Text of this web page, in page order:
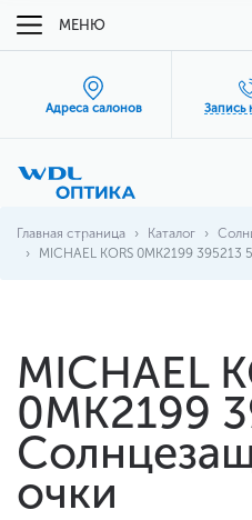
МЕНЮ
Адреса салонов Запись
Главная страница Каталог
MICHAEL KORS 0MK2199 395213
MICHAEL
0MK2199
очки